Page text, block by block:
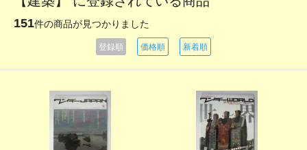
151件の商品が見つかりました
登録順 価格順 新着順